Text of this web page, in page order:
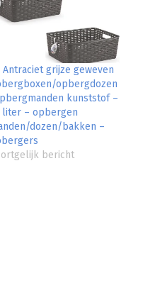
Antraciet grijze geweven
opbergdozen
kunststof –
liter – opbergen
dozen/bakken –
bericht